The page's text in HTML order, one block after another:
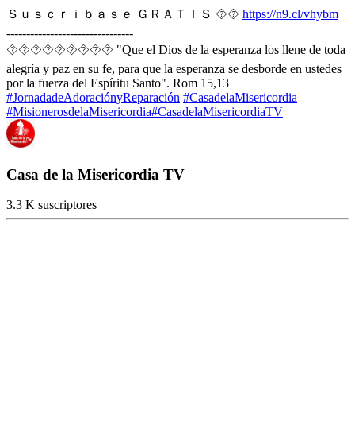
Ｓｕｓｃｒｉｂａｓｅ ＧＲＡＴＩＳ ⯑⯑ https://n9.cl/vhybm
--------------------------------
⯑⯑⯑⯑⯑⯑⯑⯑⯑ "Que el Dios de la esperanza los llene de toda
alegría y paz en su fe, para que la esperanza se desborde en ustedes
por la fuerza del Espíritu Santo". Rom 15,13
#JornadadeAdoraciónyReparación #CasadelaMisericordia
#MisionerosdelaMisericordia#CasadelaMisericordiaTV
Casa de la Misericordia TV
3.3 K suscriptores